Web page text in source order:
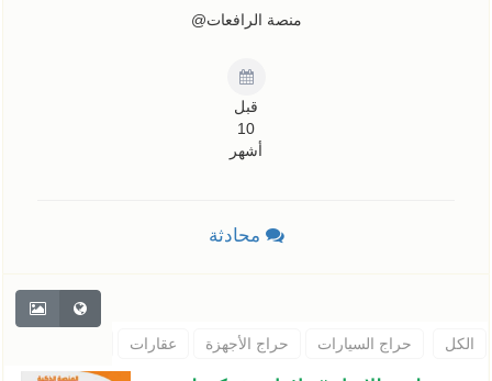
منصة الرافعات@
قبل
10
أشهر
محادثة
الكل حراج السيارات حراج الأجهزة عقارات